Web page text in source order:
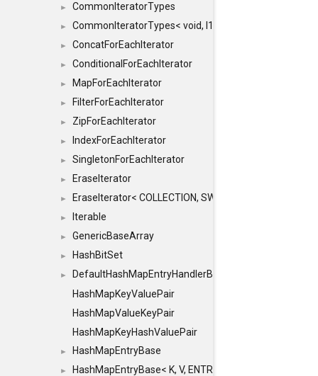
► CommonIteratorTypes
► CommonIteratorTypes< void, I1, I2 >
► ConcatForEachIterator
► ConditionalForEachIterator
► MapForEachIterator
► FilterForEachIterator
► ZipForEachIterator
► IndexForEachIterator
► SingletonForEachIterator
► EraseIterator
► EraseIterator< COLLECTION, SWAP_ERASE, false >
► Iterable
► GenericBaseArray
► HashBitSet
►
DefaultHashMapEntryHandlerBase
HashMapKeyValuePair
HashMapValueKeyPair
HashMapKeyHashValuePair
► HashMapEntryBase
► HashMapEntryBase< K, V, ENTRY_HANDLER,